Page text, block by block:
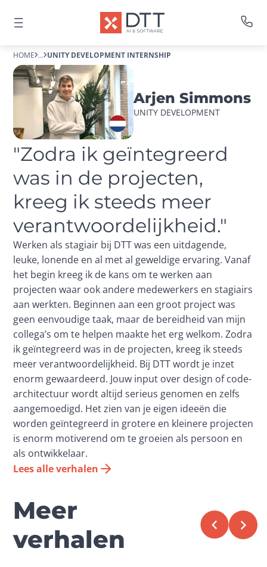
HOME ... UNITY DEVELOPMENT INTERNSHIP
Arjen Simmons
UNITY DEVELOPMENT
"Zodra ik geïntegreerd
was in de projecten,
kreeg ik steeds meer
verantwoordelijkheid."
Werken als stagiair bij DTT was een uitdagende,
leuke, lonende en al met al geweldige ervaring. Vanaf
het begin kreeg ik de kans om te werken aan
projecten waar ook andere medewerkers en stagiairs
aan werkten. Beginnen aan een groot project was
geen eenvoudige taak, maar de bereidheid van mijn
collega’s om te helpen maakte het erg welkom. Zodra
ik geïntegreerd was in de projecten, kreeg ik steeds
meer verantwoordelijkheid. Bij DTT wordt je inzet
enorm gewaardeerd. Jouw input over design of code-
architectuur wordt altijd serieus genomen en zelfs
aangemoedigd. Het zien van je eigen ideeën die
worden geïntegreerd in grotere en kleinere projecten
is enorm motiverend om te groeien als persoon en
als ontwikkelaar.
Lees alle verhalen
Meer
verhalen